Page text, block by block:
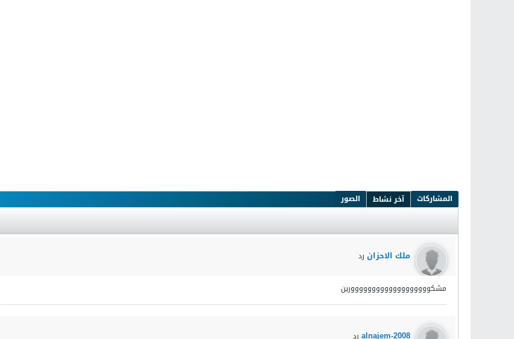
المشاركات آخر نشاط الصور
ملك الاحزان رد
مشكووووووووووووووووووورين
alnajem-2008 رد